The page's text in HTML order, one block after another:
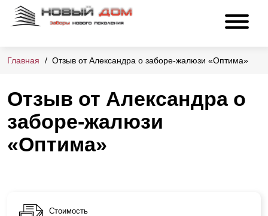
Главная Отзыв от Александра о заборе-жалюзи «Оптима»
Отзыв от Александра о
заборе-жалюзи
«Оптима»
Стоимость